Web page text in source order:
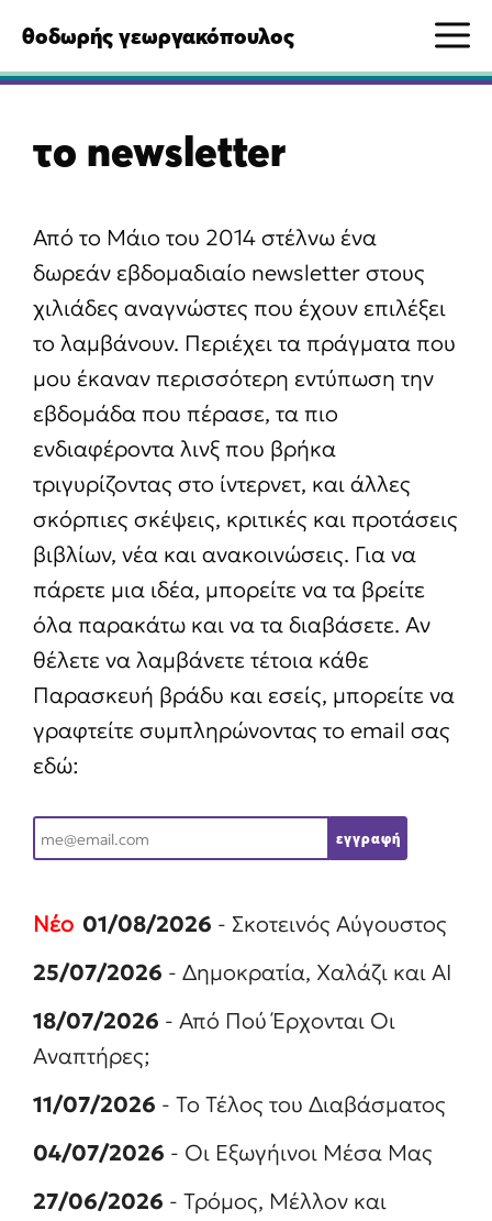
σε
περιεχόμενο
θοδωρής γεωργακόπουλος
το newsletter
Από το Μάιο του 2014 στέλνω ένα
δωρεάν εβδομαδιαίο newsletter στους
χιλιάδες αναγνώστες που έχουν επιλέξει
το λαμβάνουν. Περιέχει τα πράγματα που
μου έκαναν περισσότερη εντύπωση την
εβδομάδα που πέρασε, τα πιο
ενδιαφέροντα λινξ που βρήκα
τριγυρίζοντας στο ίντερνετ, και άλλες
σκόρπιες σκέψεις, κριτικές και προτάσεις
βιβλίων, νέα και ανακοινώσεις. Για να
πάρετε μια ιδέα, μπορείτε να τα βρείτε
όλα παρακάτω και να τα διαβάσετε. Αν
θέλετε να λαμβάνετε τέτοια κάθε
Παρασκευή βράδυ και εσείς, μπορείτε να
γραφτείτε συμπληρώνοντας το email σας
εδώ:
E
m
i
l
*
εγγραφή
01/08/2026 - Σκοτεινός Αύγουστος
25/07/2026 - Δημοκρατία, Χαλάζι και ΑΙ
18/07/2026 - Από Πού Έρχονται Οι
Αναπτήρες;
11/07/2026 - Το Τέλος του Διαβάσματος
04/07/2026 - Οι Εξωγήινοι Μέσα Μας
27/06/2026 - Τρόμος, Μέλλον και